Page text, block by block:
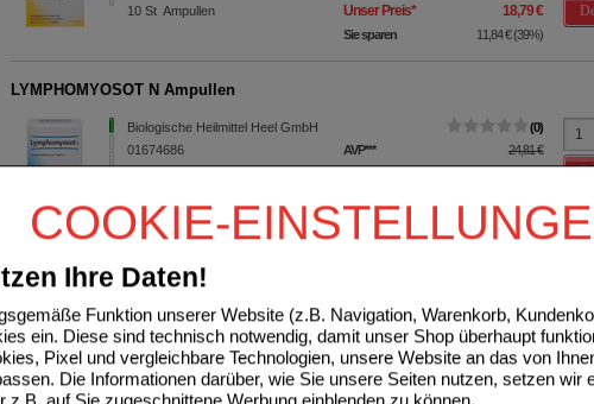
COOKIE-
Ihre Daten!
Funktion unserer Website (z.B. Navigation, Warenkorb,
ein. Diese sind technisch notwendig, damit unser Shop überhaupt
Pixel und vergleichbare Technologien, unsere Website an das von
Die Informationen darüber, wie Sie unsere Seiten nutzen, setzen wir
z.B. auf Sie zugeschnittene Werbung einblenden zu können.
10St Ampullen Unser Preis* 18,79 €
Sie sparen 11,84 €(39%)
LYMPHOMYOSOT N Ampullen
Biologische Heilmittel Heel GmbH
01674686
10St Ampullen
0
AVP*** 24,81 €
Unser Preis* 14,95 €
Biologische Heilmittel Heel GmbH
04312305
10 St Ampullen
AVP*** 33,95 €
Unser Preis * 20,79 €
Sie sparen 13,16 €(39%)